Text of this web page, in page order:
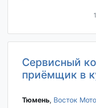
Сервисный
приёмщик в
Тюмень‎, Восток